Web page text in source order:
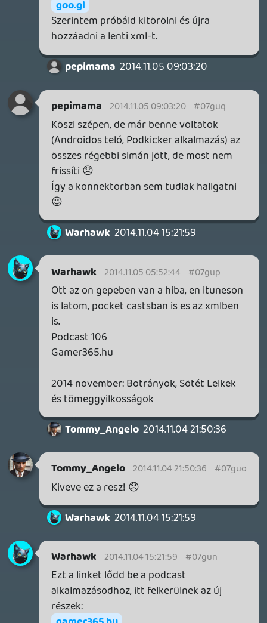
Azért is örülnek az emberek, ha valami
hozza a mágikus 1080/60-at. 😃
azutolsoejjel 2014.11.03 04:48:40
azutolsoejjel 2014.11.03 04:48:40 #07gud
a PSN-en működik azon funkciók amiért
fizetünk meg amit kitaláltak rá?! Egy este?
Ez azt tényleg nextgen...
Matild 2014.11.02 23:45:46 #07guc
Szerintem az liquid, aki mondja utána.
De nekem nem maradt meg, de most
direkt visszatekertem. 😃
A podcast epic pillanata: épp a DS-t
éltetitek, siklara kifejti, hogy jó vagy, mire a
háttérben valaki, talán drag: "Jó vagy, igen".
😃 Én ott úgy röhögtem, szerintem
viccesen jön ki. Hallgassátok vissza 4500
másodperc körül. 🙂
Necroman Mk2 2014.11.02 13:11:09
esetében vártam már a PS+ verzió körüli
csúszás felemlegetését is, ami szerintem
szintén megért volna egy bővebb kifejtést.
Ellenben mcmacko meghoztad a kedvem a
Proteus-hoz 🙂
A Hatred videó pszichológiai olvasatához
pedig "minálunk" a következőket írtam:
vagyis a normális életet élő, egészséges
elmével s lelki világgal rendelkező
videojátékos nem szívesen gyilkolászik
normális, átlagos embereket.
katonákat meg egyéb gonosz, randa
lényeket (függetlenül, hogy a pokolból
vagy az űrből jöttek) igen, de a normális
embereket nemigen. Erre nagyon jó példa
volt a CoD MW2 “No Russians” pályája, ahol
(talán ennyi év után már nem spoiler) a
repülőtéren várakozó emberekbe kellett